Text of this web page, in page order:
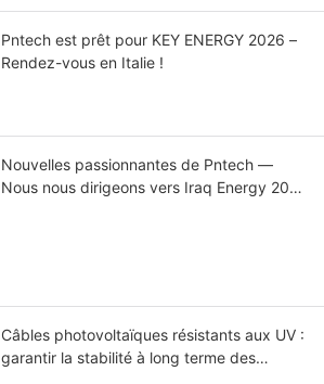
Pntech est prêt pour KEY ENERGY 2026 –
Rendez-vous en Italie !
Nouvelles passionnantes de Pntech —
Nous nous dirigeons vers Iraq Energy 2026
Câbles photovoltaïques résistants aux UV :
garantir la stabilité à long terme des